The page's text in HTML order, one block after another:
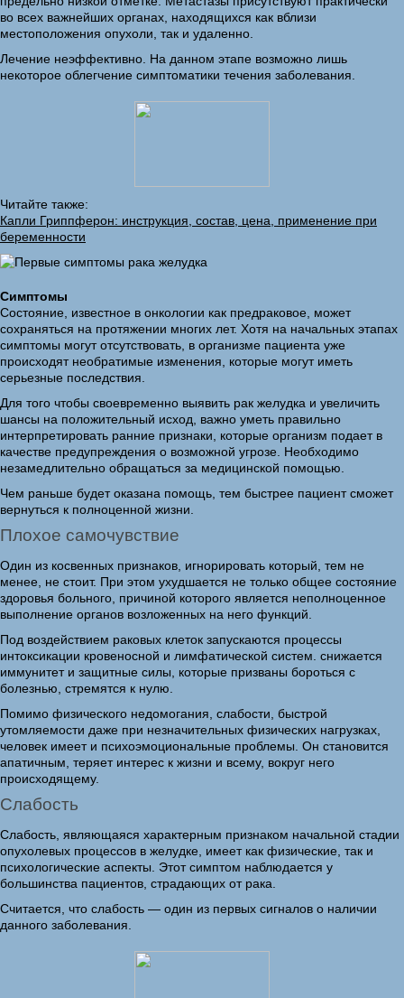
во всех важнейших органах, находящихся как вблизи
местоположения опухоли, так и удаленно.
Лечение неэффективно. На данном этапе возможно лишь
некоторое облегчение симптоматики течения заболевания.
Читайте также:
Капли Гриппферон: инструкция, состав, цена, применение при
беременности
Симптомы
Состояние, известное в онкологии как предраковое, может
сохраняться на протяжении многих лет. Хотя на начальных этапах
симптомы могут отсутствовать, в организме пациента уже
происходят необратимые изменения, которые могут иметь
серьезные последствия.
Для того чтобы своевременно выявить рак желудка и увеличить
шансы на положительный исход, важно уметь правильно
интерпретировать ранние признаки, которые организм подает в
качестве предупреждения о возможной угрозе. Необходимо
незамедлительно обращаться за медицинской помощью.
Чем раньше будет оказана помощь, тем быстрее пациент сможет
вернуться к полноценной жизни.
Плохое самочувствие
Один из косвенных признаков, игнорировать который, тем не
менее, не стоит. При этом ухудшается не только общее состояние
здоровья больного, причиной которого является неполноценное
выполнение органов возложенных на него функций.
Под воздействием раковых клеток запускаются процессы
интоксикации кровеносной и лимфатической систем. снижается
иммунитет и защитные силы, которые призваны бороться с
болезнью, стремятся к нулю.
Помимо физического недомогания, слабости, быстрой
утомляемости даже при незначительных физических нагрузках,
человек имеет и психоэмоциональные проблемы. Он становится
апатичным, теряет интерес к жизни и всему, вокруг него
происходящему.
Слабость
Слабость, являющаяся характерным признаком начальной стадии
опухолевых процессов в желудке, имеет как физические, так и
психологические аспекты. Этот симптом наблюдается у
большинства пациентов, страдающих от рака.
Считается, что слабость — один из первых сигналов о наличии
данного заболевания.